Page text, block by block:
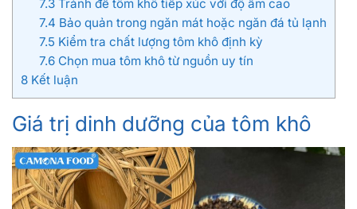
7.3Tránh để tôm khô tiếp xúc với độ ẩm cao
7.4 Bảo quản trong ngăn mát hoặc ngăn đá tủ lạnh
7.5 Kiểm tra chất lượng tôm khô định kỳ
7.6Chọn mua tôm khô từ nguồn uy tín
8 Kết luận
Giá trị dinh dưỡng của tôm khô